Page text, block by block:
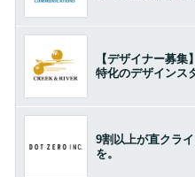
【デザイナー募
特化のデザインス
9割以上が直クラ
を。